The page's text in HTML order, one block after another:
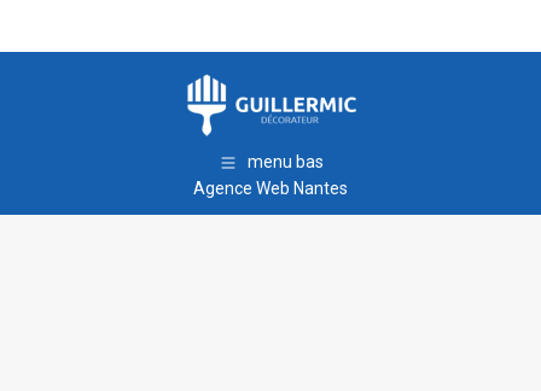
menu bas
Agence Web Nantes